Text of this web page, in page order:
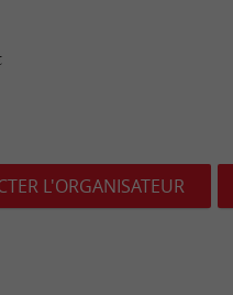
L'ORGANISATEUR